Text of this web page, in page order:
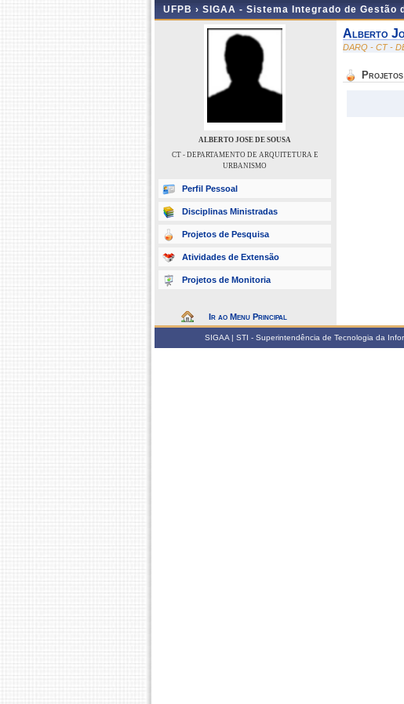
UFPB › SIGAA - Sistema Integrado de Gestão
ALBERTO JOSE DE SOUSA
CT - DEPARTAMENTO DE ARQUITETURA E
URBANISMO
Perfil Pessoal
Disciplinas Ministradas
Projetos de Pesquisa
Atividades de Extensão
Projetos de Monitoria
Ir ao Menu Principal
Alberto
DARQ - CT -
Projetos
SIGAA | STI - Superintendência de Tecnologia da